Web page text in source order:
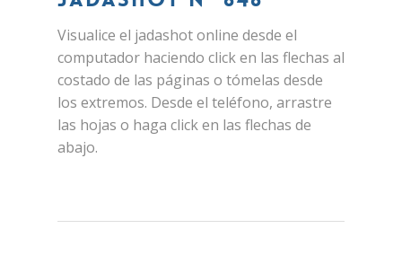
Visualice el jadashot online desde el
computador haciendo click en las flechas al
costado de las páginas o tómelas desde
los extremos. Desde el teléfono, arrastre
las hojas o haga click en las flechas de
abajo.